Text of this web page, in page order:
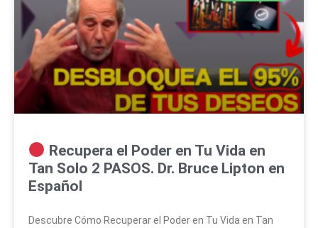
Recupera el Poder en Tu Vida en
Tan Solo 2 PASOS. Dr. Bruce Lipton en
Español
Descubre Cómo Recuperar el Poder en Tu Vida en Tan